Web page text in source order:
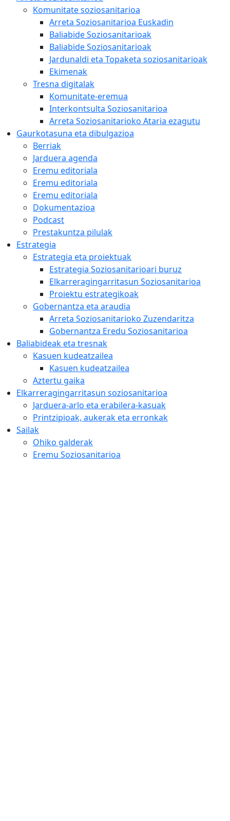
Komunitate soziosanitarioa
Arreta Soziosanitarioa Euskadin
Baliabide Soziosanitarioak
Baliabide Soziosanitarioak
Jardunaldi eta Topaketa soziosanitarioak
Ekimenak
Tresna digitalak
Komunitate-eremua
Interkontsulta Soziosanitarioa
Arreta Soziosanitarioko Ataria ezagutu
Gaurkotasuna eta dibulgazioa
Berriak
Jarduera agenda
Eremu editoriala
Eremu editoriala
Eremu editoriala
Dokumentazioa
Podcast
Prestakuntza pilulak
Estrategia
Estrategia eta proiektuak
Estrategia Soziosanitarioari buruz
Elkarreragingarritasun Soziosanitarioa
Proiektu estrategikoak
Gobernantza eta araudia
Arreta Soziosanitarioko Zuzendaritza
Gobernantza Eredu Soziosanitarioa
Baliabideak eta tresnak
Kasuen kudeatzailea
Kasuen kudeatzailea
Aztertu gaika
Elkarreragingarritasun soziosanitarioa
Jarduera-arlo eta erabilera-kasuak
Printzipioak, aukerak eta erronkak
Sailak
Ohiko galderak
Eremu Soziosanitarioa